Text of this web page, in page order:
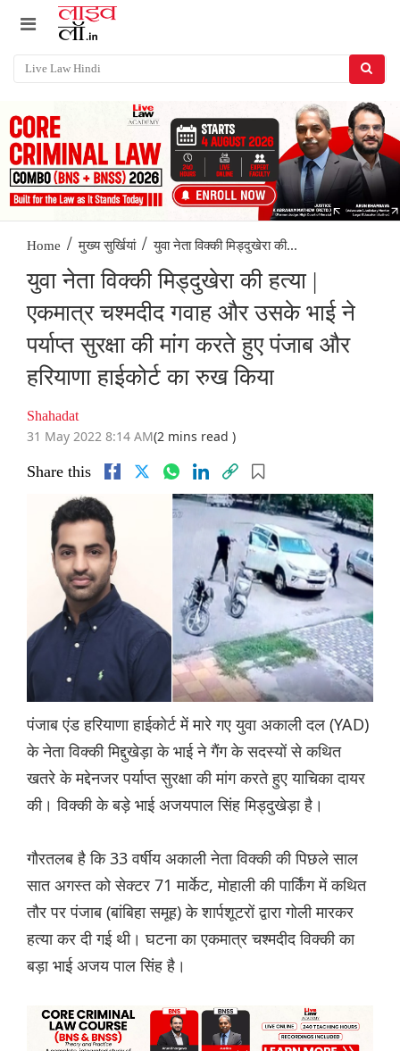
Home / मुख्य सुर्खियां / युवा नेता विक्की मिड्दुखेरा की...
युवा नेता विक्की मिड्दुखेरा की हत्या |
एकमात्र चश्मदीद गवाह और उसके भाई ने
पर्याप्त सुरक्षा की मांग करते हुए पंजाब और
हरियाणा हाईकोर्ट का रुख किया
Shahadat
31 May 2022 8:14 AM(2 mins read )
Share this
पंजाब एंड हरियाणा हाईकोर्ट में मारे गए युवा अकाली दल (YAD)
के नेता विक्की मिद्दुखेड़ा के भाई ने गैंग के सदस्यों से कथित
खतरे के मद्देनजर पर्याप्त सुरक्षा की मांग करते हुए याचिका दायर
की। विक्की के बड़े भाई अजयपाल सिंह मिड्दुखेड़ा है।
गौरतलब है कि 33 वर्षीय अकाली नेता विक्की की पिछले साल
सात अगस्त को सेक्टर 71 मार्केट, मोहाली की पार्किंग में कथित
तौर पर पंजाब (बांबिहा समूह) के शार्पशूटरों द्वारा गोली मारकर
हत्या कर दी गई थी। घटना का एकमात्र चश्मदीद विक्की का
बड़ा भाई अजय पाल सिंह है।